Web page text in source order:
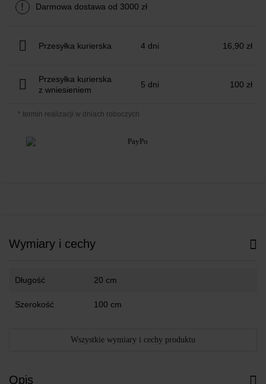
! Darmowa dostawa od 3000 zł
Przesyłka kurierska 4 dni 16,90 zł
Przesyłka kurierska
z wniesieniem
5 dni 100 zł
* termin realizacji w dniach roboczych
Wymiary i cechy
Długość 20 cm
Szerokość 100 cm
Wszystkie wymiary i cechy produktu
Opis